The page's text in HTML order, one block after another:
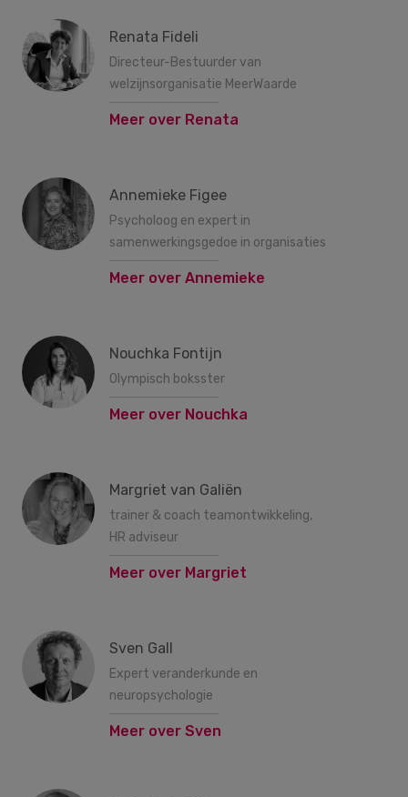
Renata Fideli
Directeur-Bestuurder van
welzijnsorganisatie MeerWaarde
Meer over Renata
Annemieke Figee
Psycholoog en expert in
samenwerkingsgedoe in organisaties
Meer over Annemieke
Nouchka Fontijn
Olympisch boksster
Meer over Nouchka
Margriet van Galiën
trainer & coach teamontwikkeling,
HR adviseur
Meer over Margriet
Sven Gall
Expert veranderkunde en
neuropsychologie
Meer over Sven